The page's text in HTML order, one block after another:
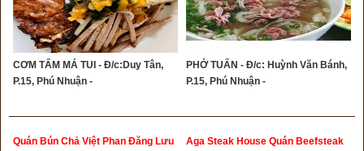
CƠM TẤM MÁ TUI - Đ/c:Duy Tân,
P.15, Phú Nhuận -
PHỞ TUẤN - Đ/c: Huỳnh Văn Bánh,
P.15, Phú Nhuận -
Quán Bún Chả Việt Phan Đăng Lưu
Aga Steak House Quán Beefsteak